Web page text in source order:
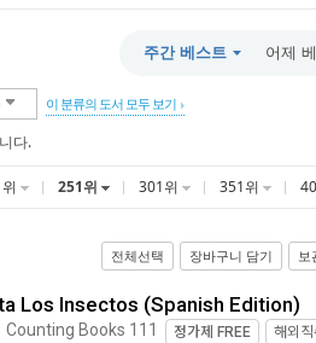
주간 베스트 어제
이 분류의 도서 모두 보기
다.
251위 301위 351위
전체선택 장바구니 담기 보
Los Insectos (Spanish Edition)
Counting Books 111 정가제 FREE 해외직